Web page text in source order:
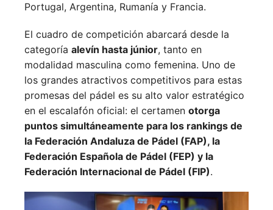
Portugal, Argentina, Rumanía y Francia.
El cuadro de competición abarcará desde la
categoría alevín hasta júnior, tanto en
modalidad masculina como femenina. Uno de
los grandes atractivos competitivos para estas
promesas del pádel es su alto valor estratégico
en el escalafón oficial: el certamen otorga
puntos simultáneamente para los rankings de
la Federación Andaluza de Pádel (FAP), la
Federación Española de Pádel (FEP) y la
Federación Internacional de Pádel (FIP).